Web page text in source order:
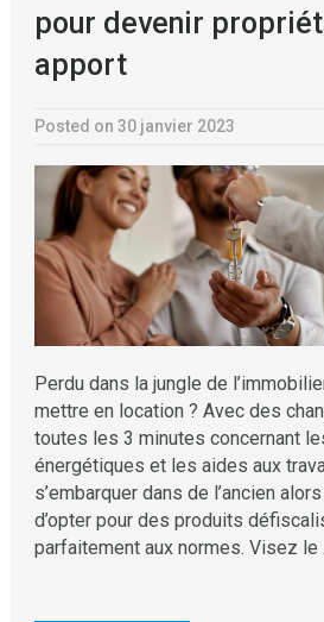
pour devenir
apport
Posted on 30 janvier 2023
Perdu dans la jungle de
mettre en location ? Avec des
toutes les 3 minutes concernant
énergétiques et les aides aux
s’embarquer dans de l’ancien
d’opter pour des produits
parfaitement aux normes. Visez le